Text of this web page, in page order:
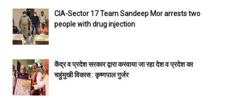
CIA-Sector 17 Team Sandeep Mor arrests two
people with drug injection
केंद्र व प्रदेश सरकार द्वारा करवाया जा रहा देश व प्रदेश का
चहुंमुखी विकास : कृष्णपाल गुर्जर